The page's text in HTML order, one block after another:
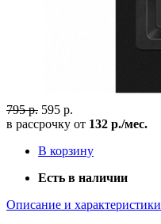
795 р. 595 р.
в рассрочку от 132 р./мес.
В корзину
Есть в наличии
Описание и характеристики